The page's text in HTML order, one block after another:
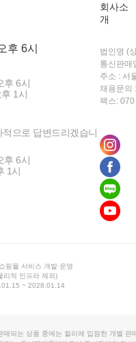
후 6시
후 6시
1시
으로 답변드리겠습니
후 6시
1시
회사소
개
법인명 (
통신판매
주소 : 서
채용문의 :
팩스:
핑몰 서비스 개발·운영
리적 인프라 제외)
~ 2028.01.14
매되는 상품 중에는 컬리에 입점한 개별 판